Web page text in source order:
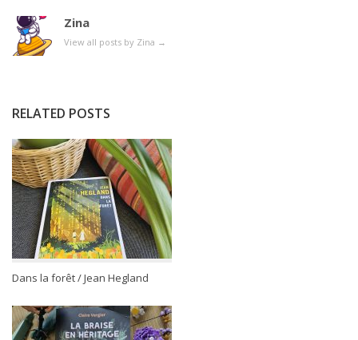
Zina
View all posts by Zina →
RELATED POSTS
Dans la forêt / Jean Hegland